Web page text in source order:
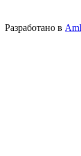
Разработано в